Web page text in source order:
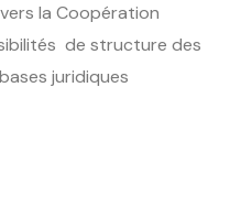
la Coopération
de structure des
juridiques